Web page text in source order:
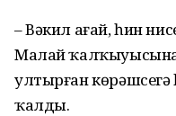
– Вәкил ағай, һин
Малай
ултырған көрәшсегә
ҡалды.